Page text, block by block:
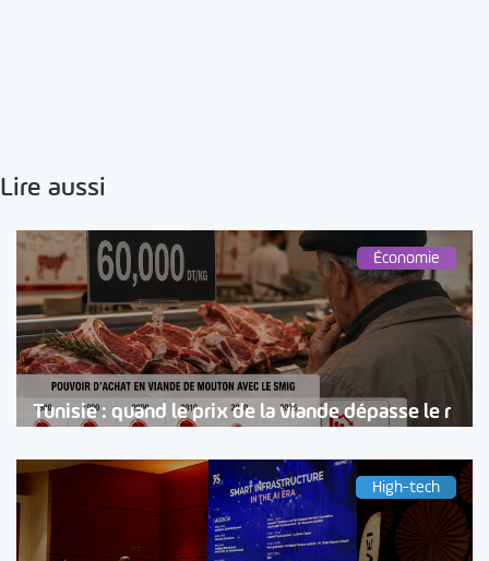
Lire aussi
Économie
Tunisie : quand le prix de la viande dépasse le r
High-tech